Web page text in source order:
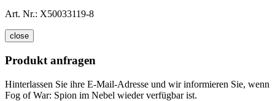
Art. Nr.: X50033119-8
close
Produkt anfragen
Hinterlassen Sie ihre E-Mail-Adresse und wir informieren Sie, wenn
Fog of War: Spion im Nebel wieder verfügbar ist.